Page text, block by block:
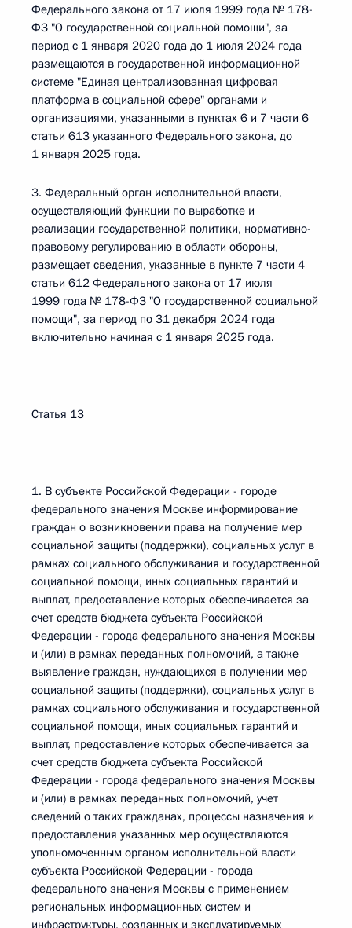
Федерального закона от 17 июля 1999 года № 178-
ФЗ "О государственной социальной помощи", за
период с 1 января 2020 года до 1 июля 2024 года
размещаются в государственной информационной
системе "Единая централизованная цифровая
платформа в социальной сфере" органами и
организациями, указанными в пунктах 6 и 7 части 6
статьи 613 указанного Федерального закона, до
1 января 2025 года.
3. Федеральный орган исполнительной власти,
осуществляющий функции по выработке и
реализации государственной политики, нормативно-
правовому регулированию в области обороны,
размещает сведения, указанные в пункте 7 части 4
статьи 612 Федерального закона от 17 июля
1999 года № 178-ФЗ "О государственной социальной
помощи", за период по 31 декабря 2024 года
включительно начиная с 1 января 2025 года.
Статья 13
1. В субъекте Российской Федерации - городе
федерального значения Москве информирование
граждан о возникновении права на получение мер
социальной защиты (поддержки), социальных услуг в
рамках социального обслуживания и государственной
социальной помощи, иных социальных гарантий и
выплат, предоставление которых обеспечивается за
счет средств бюджета субъекта Российской
Федерации - города федерального значения Москвы
и (или) в рамках переданных полномочий, а также
выявление граждан, нуждающихся в получении мер
социальной защиты (поддержки), социальных услуг в
рамках социального обслуживания и государственной
социальной помощи, иных социальных гарантий и
выплат, предоставление которых обеспечивается за
счет средств бюджета субъекта Российской
Федерации - города федерального значения Москвы
и (или) в рамках переданных полномочий, учет
сведений о таких гражданах, процессы назначения и
предоставления указанных мер осуществляются
уполномоченным органом исполнительной власти
субъекта Российской Федерации - города
федерального значения Москвы с применением
региональных информационных систем и
инфраструктуры, созданных и эксплуатируемых